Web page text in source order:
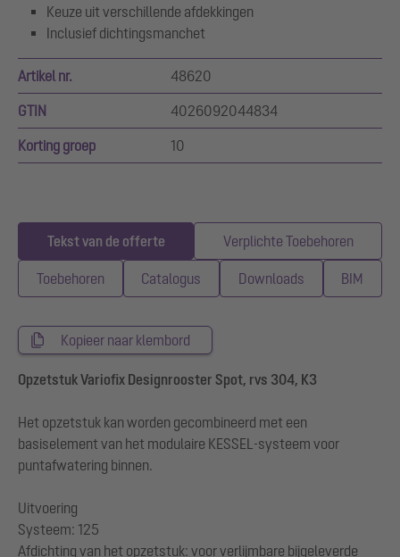
Keuze uit verschillende afdekkingen
Inclusief dichtingsmanchet
Artikel nr. 48620
GTIN 4026092044834
Korting groep 10
Tekst van de offerte Verplichte Toebehoren
Toebehoren Catalogus Downloads BIM
Kopieer naar klembord
Opzetstuk Variofix Designrooster Spot, rvs 304, K3
Het opzetstuk kan worden gecombineerd met een
basiselement van het modulaire KESSEL-systeem voor
puntafwatering binnen.
Uitvoering
Systeem: 125
Afdichting van het opzetstuk: voor verlijmbare bijgeleverde